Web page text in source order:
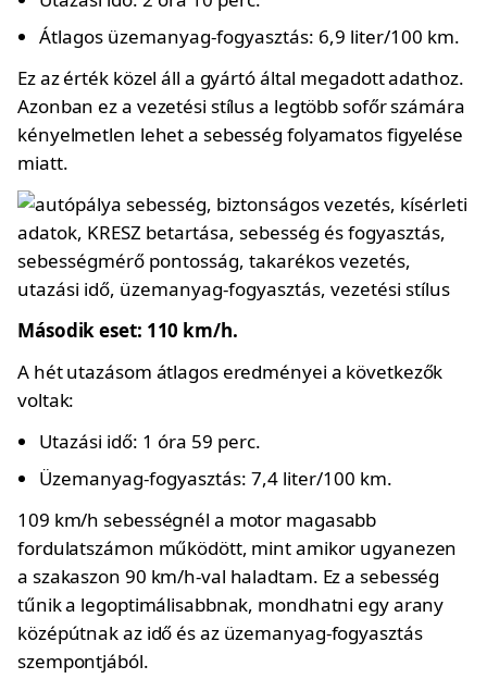
Átlagos üzemanyag-fogyasztás: 6,9 liter/100 km.
Ez az érték közel áll a gyártó által megadott adathoz.
Azonban ez a vezetési stílus a legtöbb sofőr számára
kényelmetlen lehet a sebesség folyamatos figyelése
miatt.
Második eset: 110 km/h.
A hét utazásom átlagos eredményei a következők
voltak:
Utazási idő: 1 óra 59 perc.
Üzemanyag-fogyasztás: 7,4 liter/100 km.
109 km/h sebességnél a motor magasabb
fordulatszámon működött, mint amikor ugyanezen
a szakaszon 90 km/h-val haladtam. Ez a sebesség
tűnik a legoptimálisabbnak, mondhatni egy arany
középútnak az idő és az üzemanyag-fogyasztás
szempontjából.